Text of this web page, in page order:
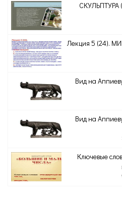
Лекция 5 (24).
Вид на
Вид на
Ключевые